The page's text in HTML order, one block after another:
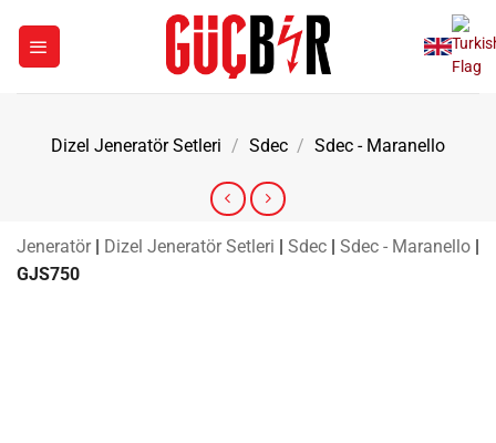
Dizel Jeneratör Setleri / Sdec / Sdec - Maranello
Jeneratör | Dizel Jeneratör Setleri | Sdec | Sdec - Maranello |
GJS750